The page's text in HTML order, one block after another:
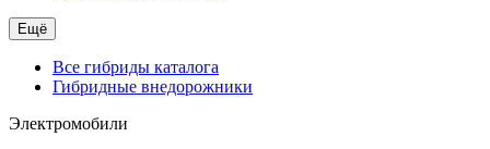
Ещё
Все гибриды каталога
Гибридные внедорожники
Электромобили